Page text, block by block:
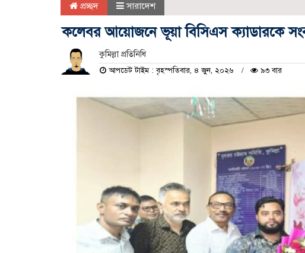
প্রচ্ছদ সারাদেশ
কলেবর আয়োজনে ভূয়া বিসিএস ক্যাডারকে
কুমিল্লা প্রতিনিধি
আপডেট টাইম : বৃহস্পতিবার, ৪ জুন, ২০২৬ ৯৩ বার